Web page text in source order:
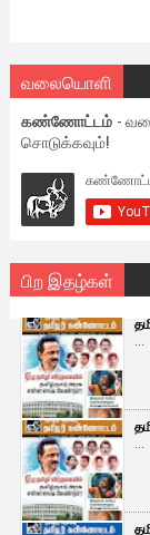
வலையொளி
கண்ணோட்டம் -
சொடுக்கவும்!
பிற இதழ்கள்
...
...